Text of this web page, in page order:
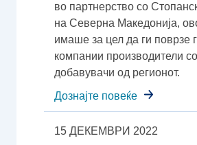
во партнерство со
на Северна Македонија,
имаше за цел да ги поврзе
компании производители
добавувачи од регионот.
Дознајте повеќе
15 ДЕКЕМВРИ 2022